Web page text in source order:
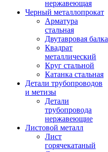
нержавеющая
Черный металлопрокат
Арматура
стальная
Двутавровая балка
Квадрат
металлический
Круг стальной
Катанка стальная
Детали трубопроводов
и метизы
Детали
трубопровода
нержавеющие
Листовой металл
Лист
горячекатаный